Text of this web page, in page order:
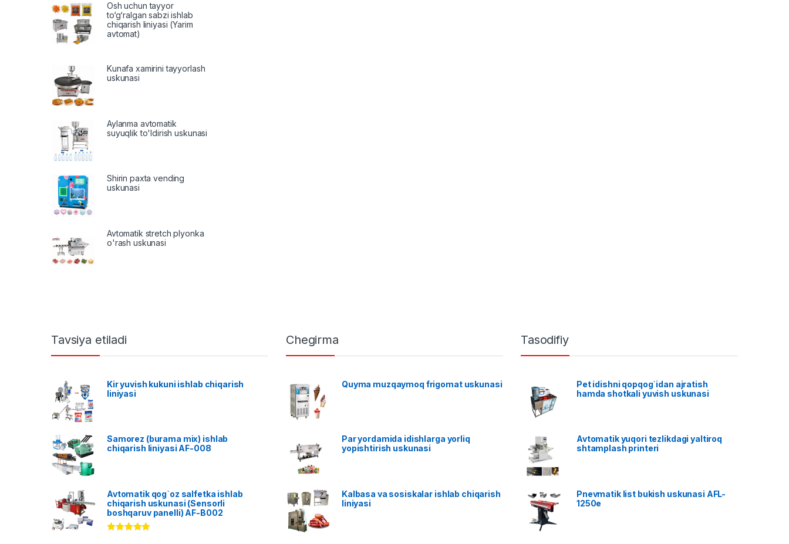
Osh uchun tayyor
to‘g‘ralgan sabzi ishlab
chiqarish liniyasi (Yarim
avtomat)
Kunafa xamirini tayyorlash
uskunasi
Aylanma avtomatik
suyuqlik to'ldirish uskunasi
Shirin paxta vending
uskunasi
Avtomatik stretch plyonka
o'rash uskunasi
Tavsiya etiladi
Kir yuvish kukuni ishlab chiqarish
liniyasi
Samorez (burama mix) ishlab
chiqarish liniyasi AF-008
Avtomatik qog`oz salfetka ishlab
chiqarish uskunasi (Sensorli
boshqaruv panelli) AF-B002
Chegirma
Quyma muzqaymoq frigomat uskunasi
Par yordamida idishlarga yorliq
yopishtirish uskunasi
Kalbasa va sosiskalar ishlab chiqarish
liniyasi
Tasodifiy
Pet idishni qopqog`idan ajratish
hamda shotkali yuvish uskunasi
Avtomatik yuqori tezlikdagi yaltiroq
shtamplash printeri
Pnevmatik list bukish uskunasi AFL-
1250e